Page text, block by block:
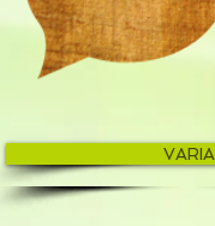
VARIA